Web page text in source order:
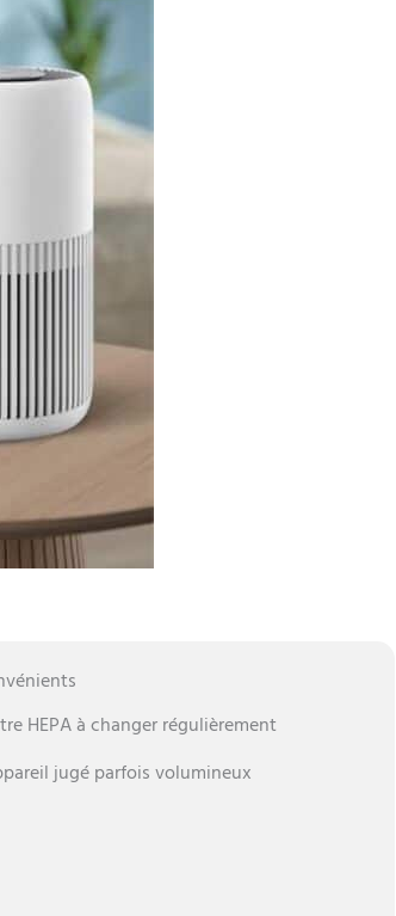
HEPA à changer régulièrement
jugé parfois volumineux